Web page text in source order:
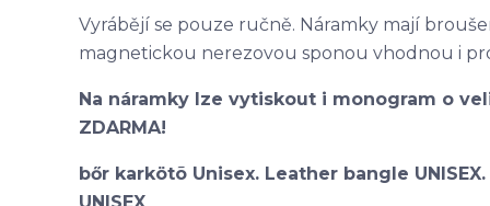
Vyrábějí se pouze ručně. Náramky mají
magnetickou nerezovou sponou vhodnou i
Na náramky lze vytiskout i monogram o
ZDARMA!
bőr karkötõ Unisex. Leather bangle